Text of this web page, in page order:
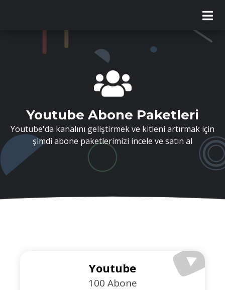
Youtube Abone Paketleri
Youtube'da kanalını geliştirmek ve kitleni artırmak için
şimdi abone paketlerimizi incele ve satın al
Youtube
100 Abone